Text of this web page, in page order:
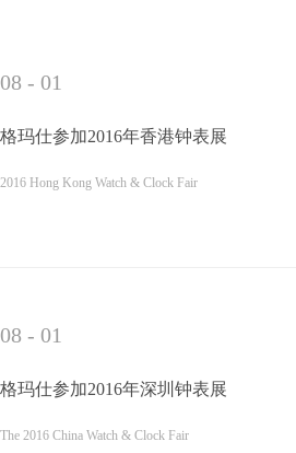
08 - 01
格玛仕参加2016年香港钟表展
2016 Hong Kong Watch & Clock Fair
08 - 01
格玛仕参加2016年深圳钟表展
The 2016 China Watch & Clock Fair